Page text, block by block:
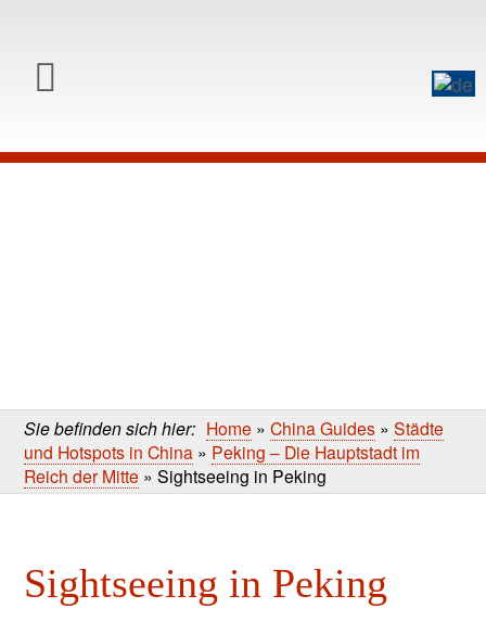
to
Skip to content
Sie befinden sich hier: Home »China Guides »Städte
und Hotspots in China » Peking – Die Hauptstadt im
Reich der Mitte »Sightseeing in Peking
Sightseeing in Peking